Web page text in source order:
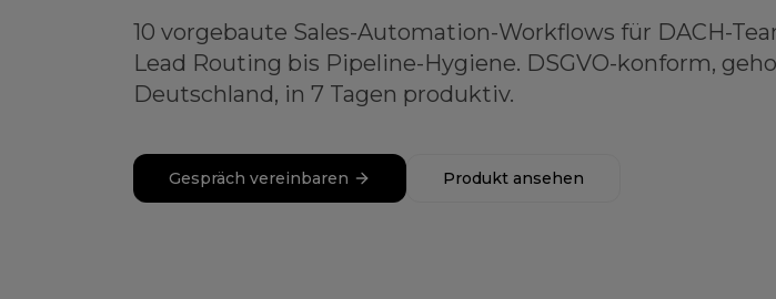
10 vorgebaute Sales-Automation-Workflows für DACH-
Lead Routing bis Pipeline-Hygiene. DSGVO-konform,
Deutschland, in 7 Tagen produktiv.
Gespräch vereinbaren Produkt ansehen